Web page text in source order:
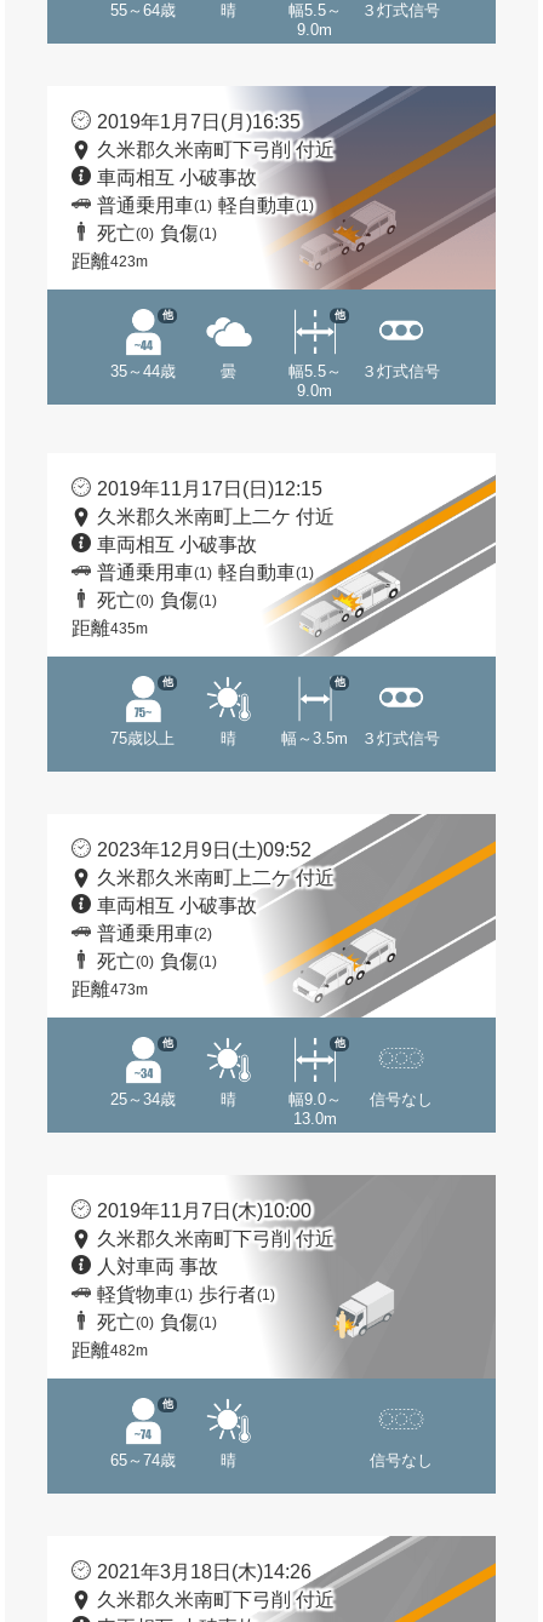
55～64歳 晴
幅5.5～
9.0m
３灯式信号
2019年1月7日(月)16:35
久米郡久米南町下弓削 付近
車両相互 小破事故
普通乗用車(1) 軽自動車(1)
死亡(0) 負傷(1)
距離423m
35～44歳
他
曇
幅5.5～
9.0m
他
３灯式信号
2019年11月17日(日)12:15
久米郡久米南町上二ケ 付近
車両相互 小破事故
普通乗用車(1) 軽自動車(1)
死亡(0) 負傷(1)
距離435m
75歳以上
他
晴 幅～3.5m
他
３灯式信号
2023年12月9日(土)09:52
久米郡久米南町上二ケ 付近
車両相互 小破事故
普通乗用車(2)
死亡(0) 負傷(1)
距離473m
25～34歳
他
晴
幅9.0～
13.0m
他
信号なし
2019年11月7日(木)10:00
久米郡久米南町下弓削 付近
人対車両 事故
軽貨物車(1) 歩行者(1)
死亡(0) 負傷(1)
距離482m
65～74歳
他
晴 信号なし
2021年3月18日(木)14:26
久米郡久米南町下弓削 付近